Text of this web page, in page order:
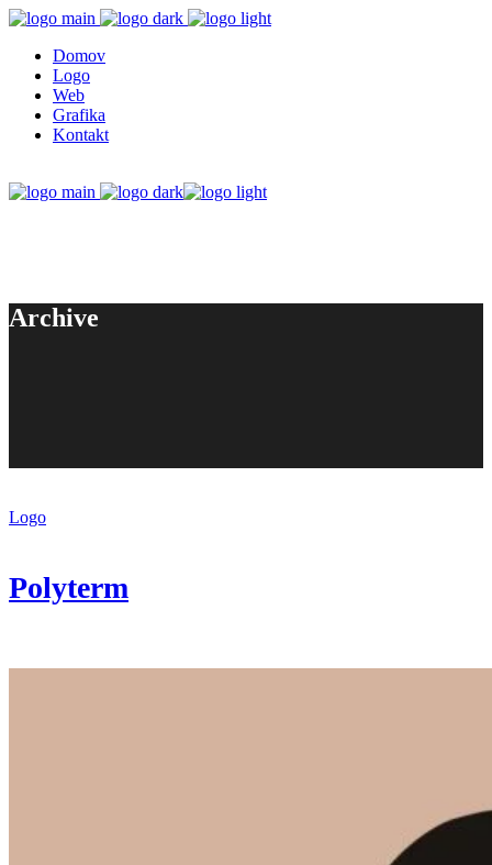
Domov
Logo
Web
Grafika
Kontakt
Archive
Logo
Polyterm